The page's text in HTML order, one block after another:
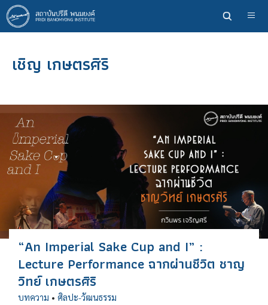
ข้าม
ไป
ยัง
หลักเชิญ เกษตรศิริ
“An Imperial Sake Cup and I” :
Lecture Performance ฉากผ่านชีวิต ชาญ
วิทย์ เกษตรศิริ
บทความ • ศิลปะ-วัฒนธรรม